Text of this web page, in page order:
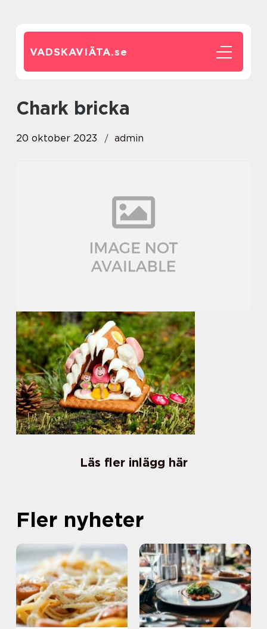
VADSKAVIÄTA.se
chark bricka
20 oktober 2023 admin
Läs fler inlägg här
Fler nyheter